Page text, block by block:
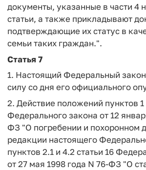
документы, указанные в части 4
статьи, а также прикладывают
подтверждающие их статус в
семьи таких граждан.".
Статья 7
1. Настоящий Федеральный закон
силу со дня его официального
2. Действие положений пунктов 1
Федерального закона от 12
ФЗ "О погребении и похоронном
редакции настоящего
пунктов 2.1 и 4.2 статьи 16
от 27 мая 1998 года N 76-ФЗ "О